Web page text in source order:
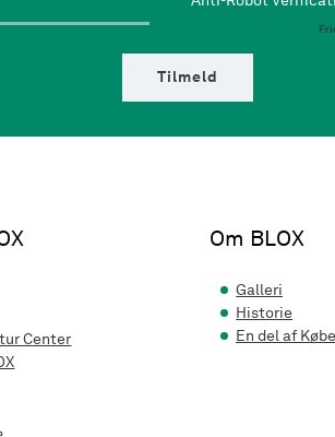
Tilmeld
Center
Om BLOX
Galleri
Historie
En del af